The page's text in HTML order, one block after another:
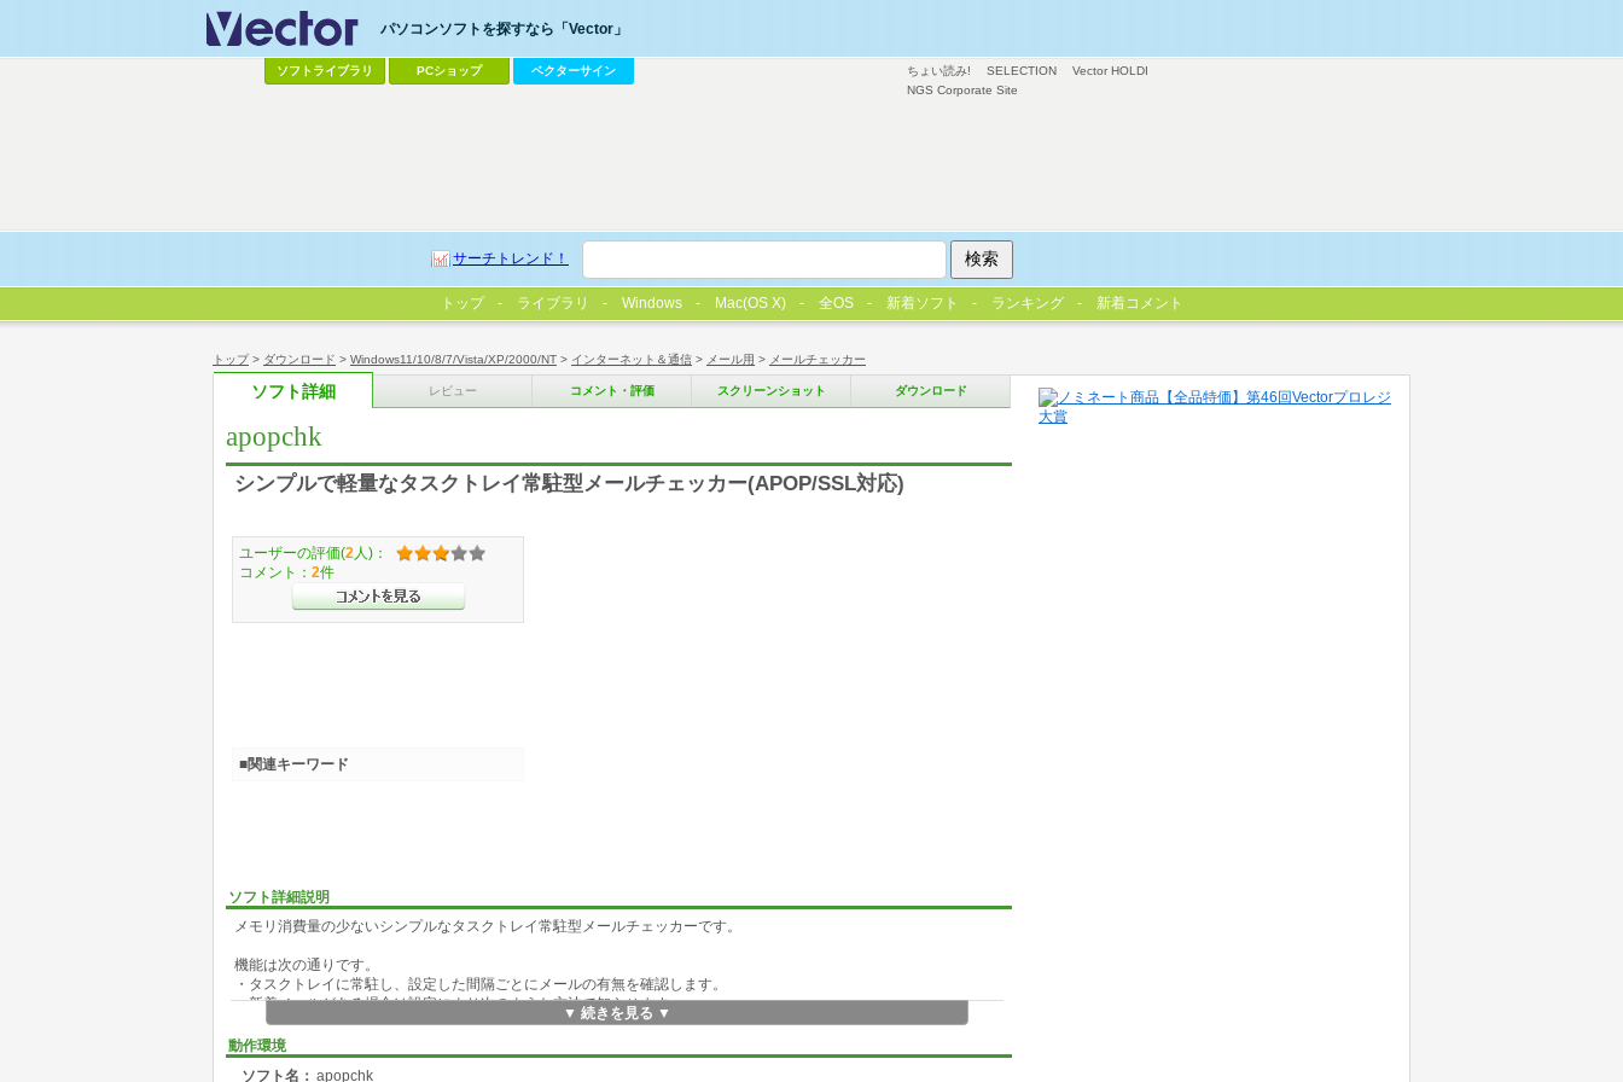
トップ> ダウンロード > Windows11/10/8/7/Vista/XP/2000/NT > インターネット＆通信 > メール用 > メールチェッカー
ソフト詳細 レビュー コメント・評価 スクリーンショット ダウンロード
apopchk
シンプルで軽量なタスクトレイ常駐型メールチェッカー(APOP/SSL対応)
ソフト詳細説明
メモリ消費量の少ないシンプルなタスクトレイ常駐型メールチェッカーです。
機能は次の通りです。
・タスクトレイに常駐し、設定した間隔ごとにメールの有無を確認します。
・新着メールがある場合は設定により次のような方法で知らせます。
1)タスクトレイアイコンを点滅(好きなアイコンを使うことができます。)
2)着信音を鳴らす。(好きな着信音を使うことができます。)
3)ポップアップダイアログを表示
▼ 続きを見る ▼
動作環境
ソフト名： apopchk
ユーザーの評価(2 人)：
コメント： 2件
■関連キーワード
ちょい読み! SELECTION
Vector HOLDI
NGS Corporate Site
パソコンソフトを探すなら「Vector」
ソフトライブラリ PCショップ ベクターサイン
サーチトレンド！
トップ ライブラリ Windows Mac(OS X) 全OS 新着ソフト ランキング 新着コメント